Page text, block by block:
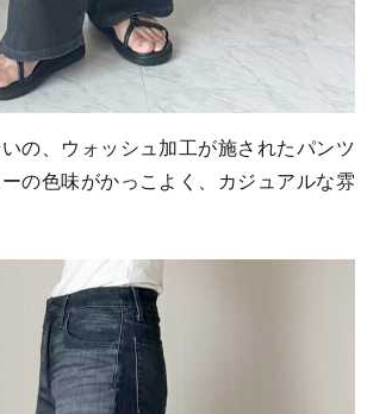
の、ウォッシュ加工が施されたパンツ
の色味がかっこよく、カジュアルな雰